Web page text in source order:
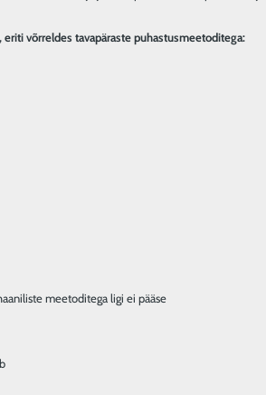
võrreldes tavapäraste puhastusmeetoditega:
meetoditega ligi ei pääse